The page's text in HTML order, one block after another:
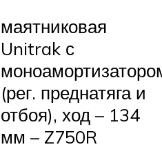
маятниковая
Unitrak с
(рег. преднатяга и
отбоя), ход – 134
мм – Z750R